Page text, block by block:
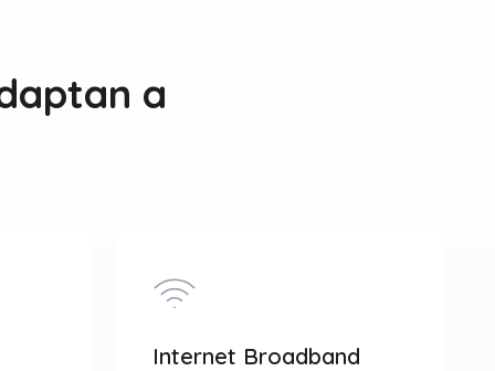
a
Internet Broadband